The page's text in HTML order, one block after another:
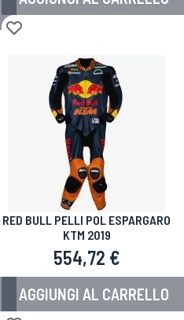
Aggiungi alla lista desideri
RED BULL PELLI POL ESPARGARO
KTM 2019
554,72 €
AGGIUNGI AL CARRELLO